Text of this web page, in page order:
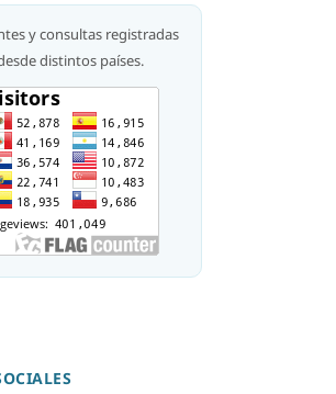
y consultas registradas
distintos países.